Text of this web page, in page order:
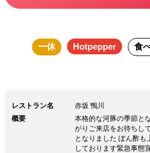
一休 Hotpepper 食
レストラン名
赤坂 鴨川
概要
本格的な河豚の季節と
がりご来店をお待ちし
となりました ぽん酢も
しております緊急事態